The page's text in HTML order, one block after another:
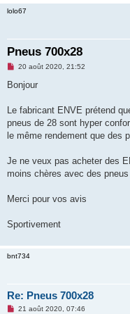
lolo67
Pneus 700x28
M
s
g
n
o
u
20 août 2020, 21:52
Bonjour
Le fabricant ENVE prétend
pneus de 28 sont hyper
le même rendement que des
Je ne veux pas acheter des
moins chères avec des
Merci pour vos avis
Sportivement
bnt734
Re: Pneus 700x28
M21 août 2020, 07:46